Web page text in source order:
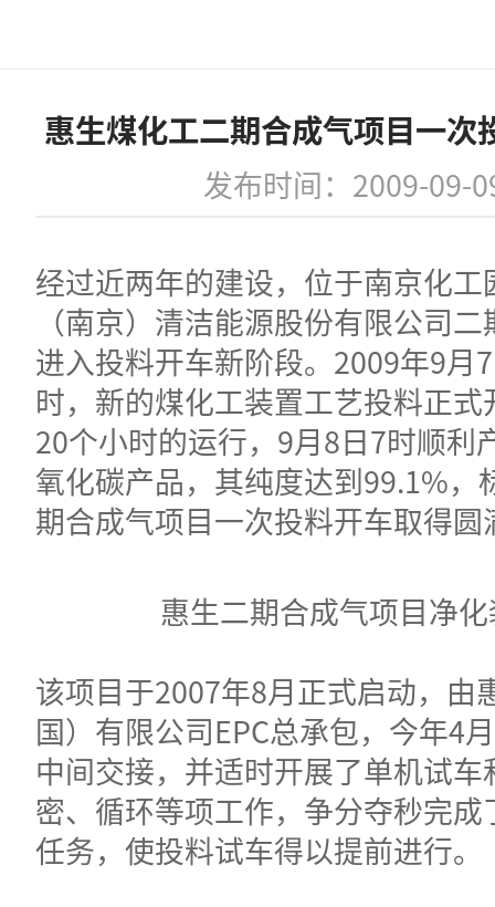
惠生煤化工二期合成气项目一次
发布时间：2009-09-
经过近两年的建设，位于南京化工
（南京）清洁能源股份有限公司
进入投料开车新阶段。2009年9月
时，新的煤化工装置工艺投料正
20个小时的运行，9月8日7时顺利
氧化碳产品，其纯度达到99.1%，
期合成气项目一次投料开车取得圆
惠生二期合成气项目净
该项目于2007年8月正式启动，由
国）有限公司EPC总承包，今年4
中间交接，并适时开展了单机试车
密、循环等项工作，争分夺秒完
任务，使投料试车得以提前进行。